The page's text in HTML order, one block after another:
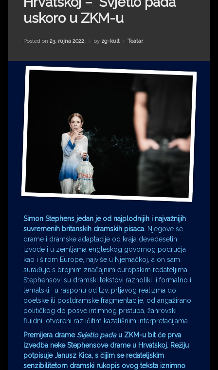
Impressum
Milenko Strižak
Drugi autori
Drugi autori
Ljiljana Lekanić-Kljaić
Željko Krznarić
Mario Lovreković
Miroslav Šantek
uskoro u ZKM-u
Posted on 23. rujna 2022. by zg-kult Kategorije:
Teatar
Simon Stephens jedan je od najplodnijih i najvažnijih
suvremenih britanskih dramskih pisaca. Njegove se
drame i dramske adaptacije od kraja devedesetih
izvode i u zemljama engleskog govornog područja
kao i širom Europe, najviše u Njemačkoj, a on sam
surađuje s brojnim značajnim europskim redateljima.
Stephensovi su dramski tekstovi raznoliki i formalno i
tematski, u rasponu od tzv. prljavog realizma do
poetske ili postdramske fragmentacije, od angažirano
političkog do posve intimnog pristupa, žanrovski
fluidni, otvoreni različitim kazališnim interpretacijama.
Premijera drame Svjetlo padau ZKM-u bit će prva
izvedba neke Stephensove drame u Hrvatskoj. Režiju
potpisuje Janusz Kica, s čijim se redateljskim
senzibilitetom dramski rukopis ovog teksta iznimno